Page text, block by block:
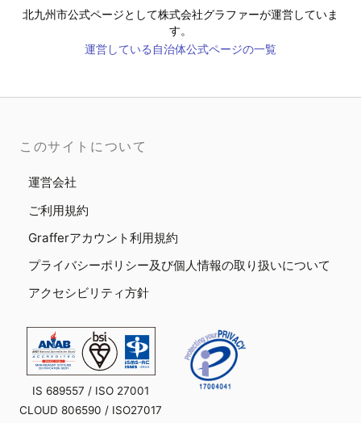
北九州市公式ページとして株式会社グラファーが運営していま
す。
運営している自治体公式ページの一覧
このサイトについて
運営会社
ご利用規約
Grafferアカウント利用規約
プライバシーポリシー及び個人情報の取り扱いについて
アクセシビリティ方針
IS 689557 / ISO 27001
CLOUD 806590 / ISO27017